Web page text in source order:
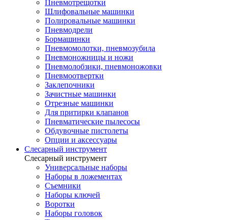
Пневмотрещотки
Шлифовальные машинки
Полировальные машинки
Пневмодрели
Бормашинки
Пневмомолотки, пневмозубила
Пневмоножницы и ножи
Пневмолобзики, пневмоножовки
Пневмоотвертки
Заклепочники
Зачистные машинки
Отрезные машинки
Для притирки клапанов
Пневматические пылесосы
Обдувочные пистолеты
Опции и аксессуары
Слесарный инструмент
Слесарный инструмент
Универсальные наборы
Наборы в ложементах
Съемники
Наборы ключей
Воротки
Наборы головок